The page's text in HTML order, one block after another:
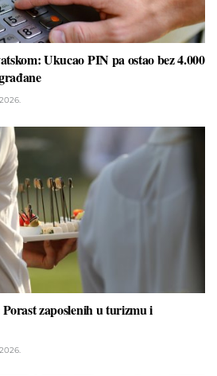
Ukucao PIN pa ostao bez 4.000
zaposlenih u turizmu i